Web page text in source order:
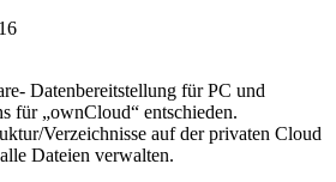
Datenbereitstellung für PC und
für „ownCloud“ entschieden.
Verzeichnisse auf der privaten Cloud
Dateien verwalten.